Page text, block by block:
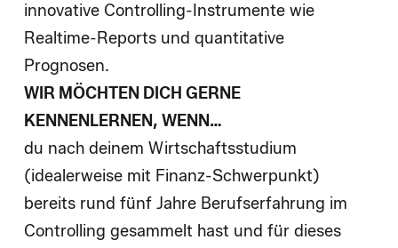
innovative Controlling-Instrumente wie
Realtime-Reports und quantitative
Prognosen.
WIR MÖCHTEN DICH GERNE
KENNENLERNEN, WENN…
du nach deinem Wirtschaftsstudium
(idealerweise mit Finanz-Schwerpunkt)
bereits rund fünf Jahre Berufserfahrung im
Controlling gesammelt hast und für dieses